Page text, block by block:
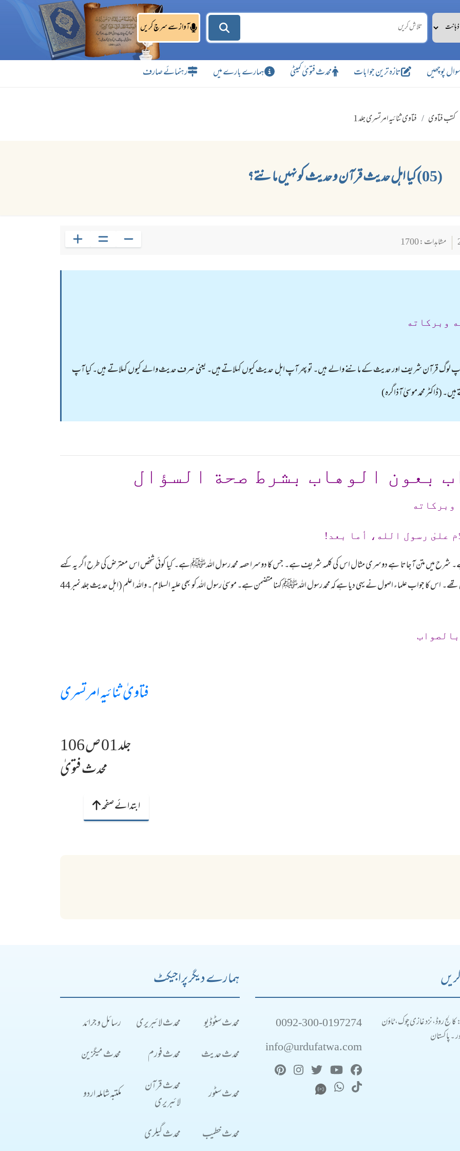
آواز سے سرچ کریں
پوچھیں تازہ ترین جوابات محدث فتویٰ کمیٹی ہمارے بارے میں رہنمائے صارف
کتب فتاوی فتاوی ثنائیہ امرتسری جلد 1
(05) کیا اہل حدیث قرآن و حدیث کو نہیں مانتے؟
مشاہدات : 1700
وبركاته
لوگ قرآن شریف اور حدیث کے ماننے والے ہیں۔ تو پھر آپ اہل حدیث کیوں کہلاتے ہیں۔ یعنی صرف حدیث والے کیوں کہلاتے ہیں۔ کیا آپ
(ڈاکٹر محمد موسیٰ آذاگرہ)
بعون الوهاب بشرط صحة السؤال
وبرکاته
علىٰ رسول الله، أما بعد!
میں متن آجاتا ہے دوسری مثال اس کی کلمہ شریف ہے۔ جس کا دوسرا حصہ محمد رسول اللہﷺ ہے۔ کیا کوئی شخص اس معترض کی طرح اگر یہ کہے
کہ محمد رسول اللہﷺ کہتے ہیں۔ کیا موسیٰؑ رسول نہیں تھے۔ اس کا جواب علماء اصول نے یہی دیا ہے کہ محمد رسول اللہﷺ کہنا متضمن ہے۔ موسیٰ رسول اللہ کو بھی علیہ السلام ۔ واللہ اعلم (اہل حدیث جلد نمبر 44
فتاویٰ ثنائیہ امرتسری
جلد 01 ص 106
محدث فتویٰ
ابتدائے صفحہ
کالج روڈ، نزد غازی چوک، ٹاؤن
۔ پاکستان
0092-300-0197274
info@urdufatwa.com
ہمارے دیگر پراجیکٹ
محدث سٹوڈیو محدث لائبریری
رسائل و جرائد
محدث حدیث
محدث فورم محدث میگزین
محدث سٹور
محدث قرآن
لائبریری
مکتبہ شاملہ اردو
محدث خطیب محدث گیلری